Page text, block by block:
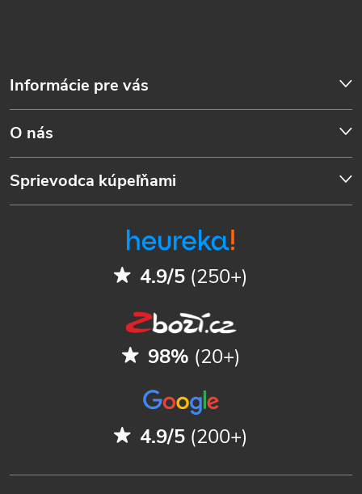
Informácie pre vás
O nás
Sprievodca kúpeľňami
4.9/5 (250+)
98% (20+)
4.9/5 (200+)